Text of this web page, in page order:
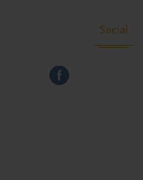
Social